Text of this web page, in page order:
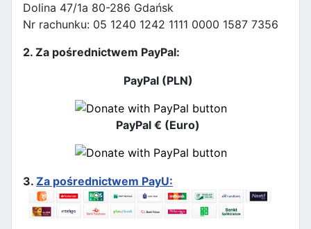
Dolina 47/1a 80-286 Gdańsk
Nr rachunku: 05 1240 1242 1111 0000 1587 7356
2. Za pośrednictwem PayPal:
PayPal (PLN)
PayPal € (Euro)
3. Za pośrednictwem PayU: